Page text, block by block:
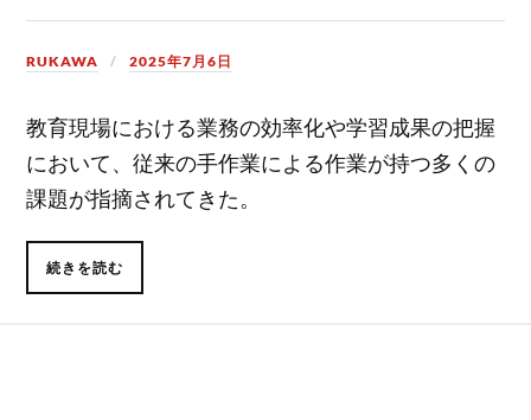
RUKAWA 2025年7月6日
教育現場における業務の効率化や学習成果の把握
において、従来の手作業による作業が持つ多くの
課題が指摘されてきた。
続きを読む